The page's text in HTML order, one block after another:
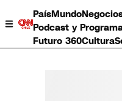
PaísMundo
Podcast y
Futuro 360Cultura